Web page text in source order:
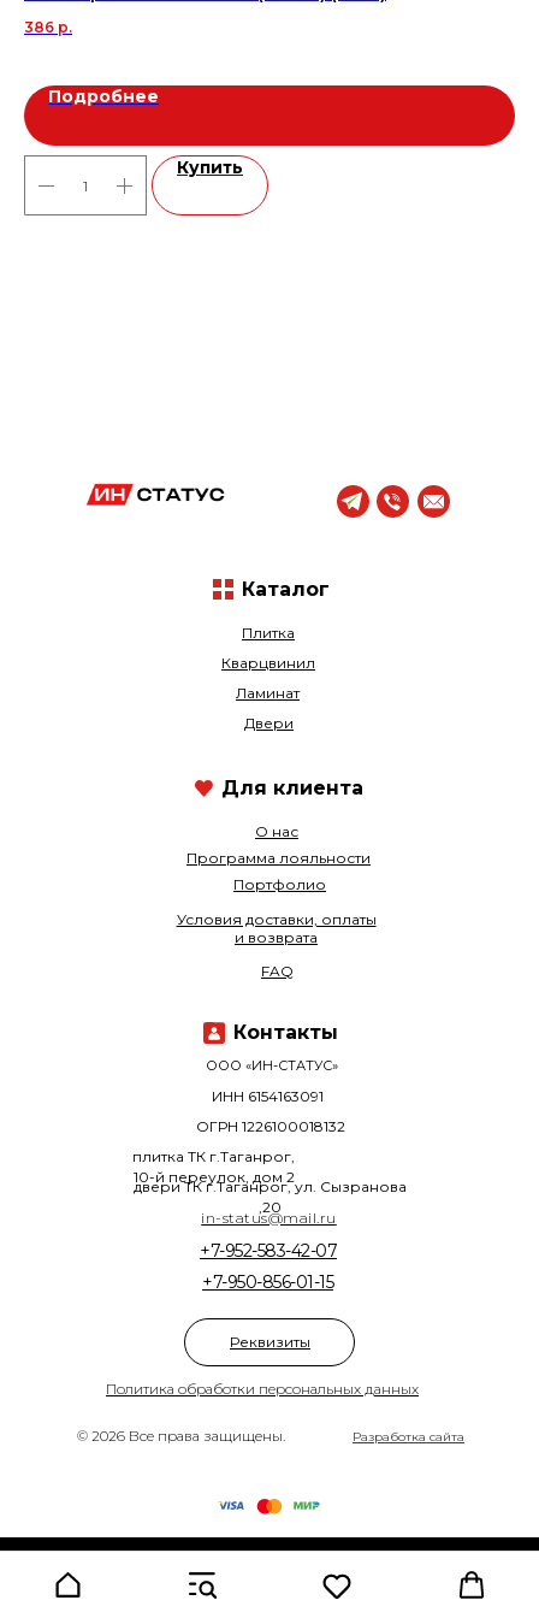
386 р.
Подробнее
Купить
© 2026 Все права защищены.
Политика обработки персональных данных
Плитка
Кварцвинил
+7-950-856-01-15
+7-952-583-42-07
О нас
Ламинат
Программа лояльности
Двери
Портфолио
ООО «ИН-СТАТУС»
плитка ТК г.Таганрог,
10-й переулок, дом 2
двери ТК г.Таганрог, ул. Сызранова
,20
ОГРН 1226100018132
ИНН 6154163091
Разработка сайта
Условия доставки, оплаты
и возврата
FAQ
Каталог
in-status@mail.ru
Контакты
Для клиента
Реквизиты
Made on Tilda